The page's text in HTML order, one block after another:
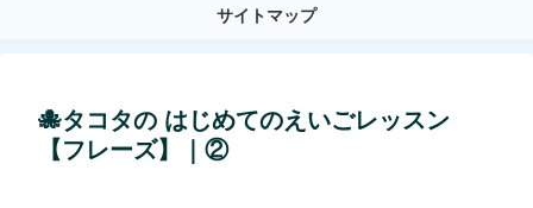
サイトマップ
🐙タコタの はじめてのえいごレッスン
【フレーズ】｜②